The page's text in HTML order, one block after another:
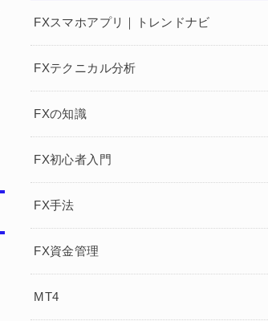
FXスマホアプリ｜トレンドナビ
FXテクニカル分析
FXの知識
FX初心者入門
FX手法
FX資金管理
MT4